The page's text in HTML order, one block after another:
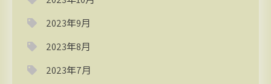
2023年9月
2023年8月
2023年7月